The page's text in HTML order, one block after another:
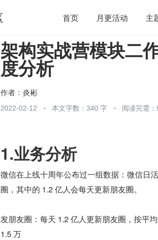
首页 月更活动 主
开源 架构 OpenHarmony
团队管理
架构实战营模块二
度分析
作者： 炎彬
2022-02-12 本文字数：340 字 阅读完需
1.业务分析
微信在上线十周年公布过一组数据：微信日
圈，其中的 1.2 亿人会每天更新朋友圈。
发朋友圈：每天 1.2 亿人更新朋友圈，按平
1.5 万